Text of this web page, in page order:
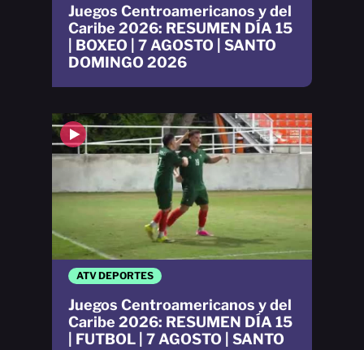
ATV DEPORTES
Juegos Centroamericanos y del
Caribe 2026: RESUMEN DÍA 15
| FUTBOL | 7 AGOSTO | SANTO
Juegos Centroamericanos y del
Caribe 2026: RESUMEN DÍA 15
| BOXEO | 7 AGOSTO | SANTO
DOMINGO 2026